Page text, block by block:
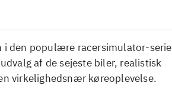
i den populære racersimulator-serie
af de sejeste biler, realistisk
virkelighedsnær køreoplevelse.